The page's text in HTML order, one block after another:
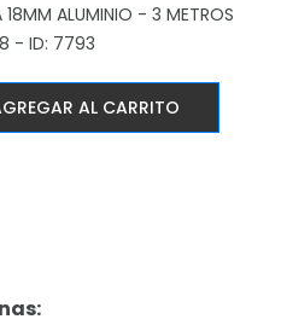
18MM ALUMINIO - 3 METROS
- ID: 7793
AL CARRITO